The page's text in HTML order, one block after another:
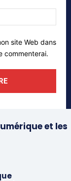
web:
site Web dans
commenterai.
et les